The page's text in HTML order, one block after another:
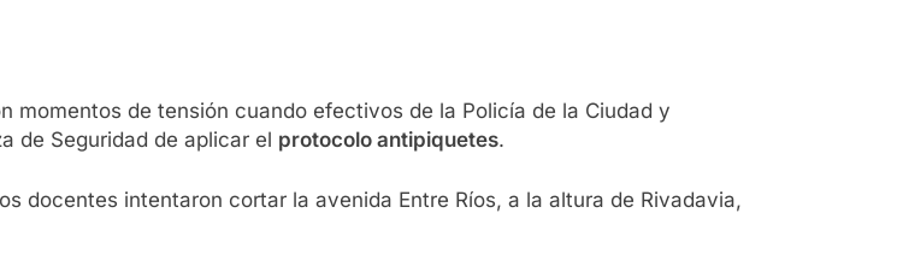
momentos de tensión cuando efectivos de la Policía de la Ciudad y
de Seguridad de aplicar el protocolo antipiquetes.
docentes intentaron cortar la avenida Entre Ríos, a la altura de Rivadavia,